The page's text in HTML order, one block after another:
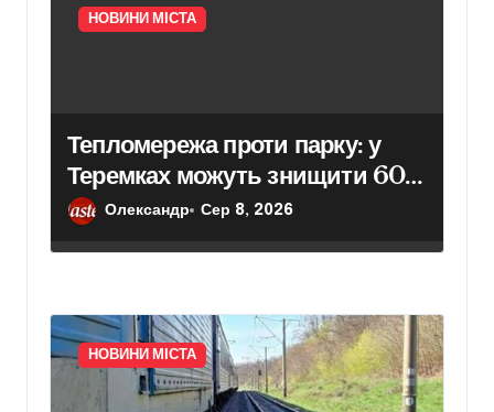
НОВИНИ МІСТА
Тепломережа проти парку: у
Теремках можуть знищити 600
деревОлександр Сер 8, 2026
НОВИНИ МІСТА